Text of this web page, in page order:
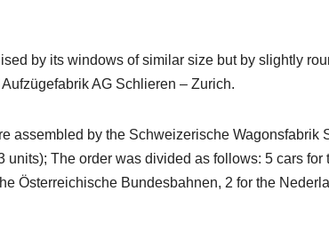
by its windows of similar size but by slightly
AG Schlieren – Zurich.
assembled by the Schweizerische Wagonsfabrik
The order was divided as follows: 5 cars
Österreichische Bundesbahnen, 2 for the